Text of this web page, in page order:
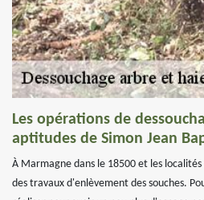
Les opérations de
aptitudes de Simon Jean
À Marmagne dans le 18500 et les
des travaux d'enlèvement des souches.